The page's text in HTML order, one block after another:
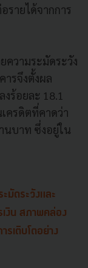
รายได้จากการ
ความระมัดระวัง
ารจึงตั้งผล
ร้อยละ 18.1
ครดิตที่คาดว่า
นบาท ซึ่งอยู่ใน
มัดระวังและ
งิน สภาพคล่อง
รเติบโตอย่าง